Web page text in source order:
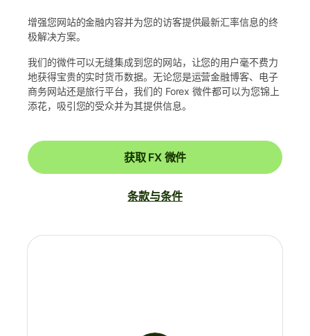
增强您网站的金融内容并为您的访客提供最新汇率信息的终
极解决方案。
我们的微件可以无缝集成到您的网站，让您的用户毫不费力
地获得宝贵的实时货币数据。无论您是运营金融博客、电子
商务网站还是旅行平台，我们的 Forex 微件都可以为您锦上
添花，吸引您的受众并为其提供信息。
获取 FX 微件
条款与条件